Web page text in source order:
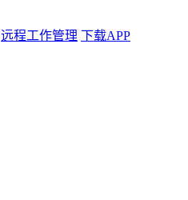
远程工作管理 下载APP